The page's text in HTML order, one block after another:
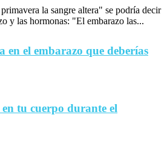
la sangre altera" se podría decir
y las hormonas: "El embarazo las...
en el embarazo que deberías
tu cuerpo durante el